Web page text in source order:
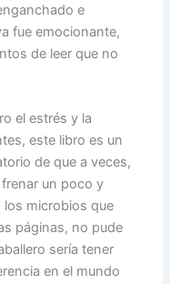
e
fue emocionante,
de leer que no
el estrés y la
este libro es un
de que a veces,
un poco y
los microbios que
páginas, no pude
sería tener
en el mundo